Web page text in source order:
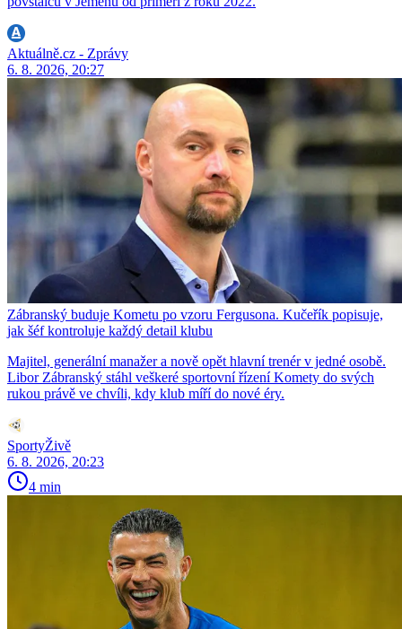
Aktuálně.cz - Zprávy
6. 8. 2026, 20:27
Zábranský buduje Kometu po vzoru Fergusona. Kučeřík popisuje,
jak šéf kontroluje každý detail klubu
Majitel, generální manažer a nově opět hlavní trenér v jedné osobě.
Libor Zábranský stáhl veškeré sportovní řízení Komety do svých
rukou právě ve chvíli, kdy klub míří do nové éry.
SportyŽivě
6. 8. 2026, 20:23
4 min